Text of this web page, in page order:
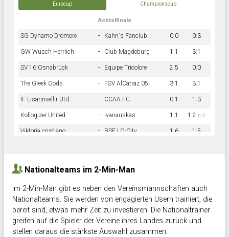
Eurocup Championscup
Achtelfinale
SG Dynamo Dromore - Kahn´s Fanclub 0:0 0:3
GW Wusch Herrlich - Club Magdeburg 1:1 3:1
SV 16 Osnabrück - Equipe Tricolore 2:5 0:0
The Greek Gods - FSV AlCatraz 05 3:1 3:1
IF Lisannvellir Utd. - CCAA FC 0:1 1:3
Kollogizer United - Ivanauskas 1:1 1:2 n.V.
Viktoria cristiano - BSF LO-City 1:6 1:5
Nationalteams im 2-Min-Man
Im 2-Min-Man gibt es neben den Vereinsmannschaften auch
Nationalteams. Sie werden von engagierten Usern trainiert, die
bereit sind, etwas mehr Zeit zu investieren. Die Nationaltrainer
greifen auf die Spieler der Vereine ihres Landes zurück und
stellen daraus die stärkste Auswahl zusammen.